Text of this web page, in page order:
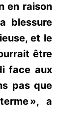
en raison
blessure
et le
être
face aux
pas que
», a